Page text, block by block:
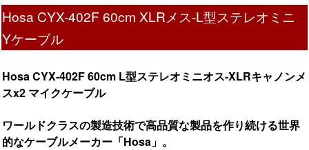
Hosa CYX-402F 60cm XLRメス-L型ステレオミニ
Yケーブル
Hosa CYX-402F 60cm L型ステレオミニオス-XLRキャノンメ
スx2 マイクケーブル
ワールドクラスの製造技術で高品質な製品を作り続ける世界
的なケーブルメーカー「Hosa」。